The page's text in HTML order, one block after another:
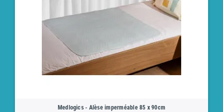
Medlogics - Alèse imperméable 85 x 90cm